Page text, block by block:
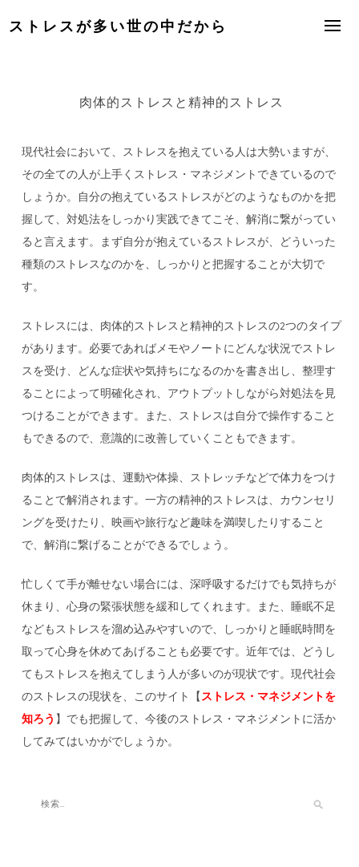
ストレスが多い世の中だから
肉体的ストレスと精神的ストレス
現代社会において、ストレスを抱えている人は大勢いますが、
その全ての人が上手くストレス・マネジメントできているので
しょうか。自分の抱えているストレスがどのようなものかを把
握して、対処法をしっかり実践できてこそ、解消に繋がってい
ると言えます。まず自分が抱えているストレスが、どういった
種類のストレスなのかを、しっかりと把握することが大切で
す。
ストレスには、肉体的ストレスと精神的ストレスの2つのタイプ
があります。必要であればメモやノートにどんな状況でストレ
スを受け、どんな症状や気持ちになるのかを書き出し、整理す
ることによって明確化され、アウトプットしながら対処法を見
つけることができます。また、ストレスは自分で操作すること
もできるので、意識的に改善していくこともできます。
肉体的ストレスは、運動や体操、ストレッチなどで体力をつけ
ることで解消されます。一方の精神的ストレスは、カウンセリ
ングを受けたり、映画や旅行など趣味を満喫したりすること
で、解消に繋げることができるでしょう。
忙しくて手が離せない場合には、深呼吸するだけでも気持ちが
休まり、心身の緊張状態を緩和してくれます。また、睡眠不足
などもストレスを溜め込みやすいので、しっかりと睡眠時間を
取って心身を休めてあげることも必要です。近年では、どうし
てもストレスを抱えてしまう人が多いのが現状です。現代社会
のストレスの現状を、このサイト【 ストレス・マネジメントを
知ろう 】でも把握して、今後のストレス・マネジメントに活か
してみてはいかがでしょうか。